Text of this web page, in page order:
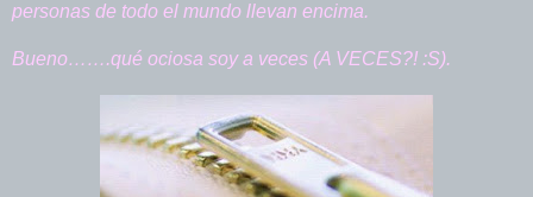
personas de todo el mundo llevan encima.
Bueno…….qué ociosa soy a veces (A VECES?! :S).